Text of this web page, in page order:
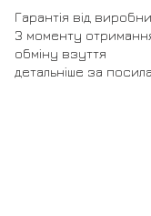
Гарантія від
З моменту
обміну взуття
детальніше за